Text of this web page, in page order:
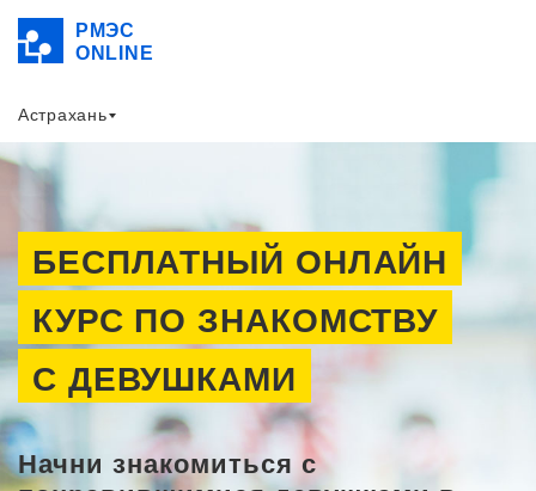
РМЭС
ONLINE
Астрахань
БЕСПЛАТНЫЙ ОНЛАЙН
КУРС ПО ЗНАКОМСТВУ
С ДЕВУШКАМИ
Начни знакомиться с